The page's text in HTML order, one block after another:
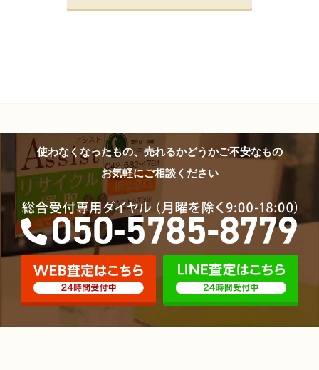
使わなくなったもの、売れるかどうかご不安なもの
お気軽にご相談ください